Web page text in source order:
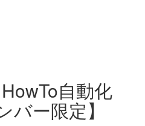
自動化
バー限定】